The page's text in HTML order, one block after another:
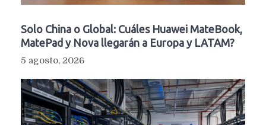
Solo China o Global: Cuáles Huawei MateBook,
MatePad y Nova llegarán a Europa y LATAM?
5 agosto, 2026